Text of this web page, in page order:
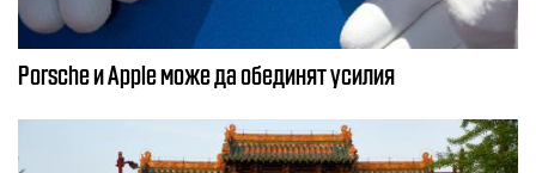
Porsche и Apple може да обединят усилия